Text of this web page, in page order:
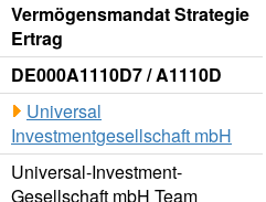
Vermögensmandat Strategie
Ertrag
DE000A1110D7 / A1110D
Universal
Investmentgesellschaft mbH
Universal-Investment-
Gesellschaft mbH Team